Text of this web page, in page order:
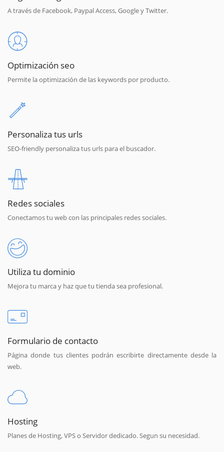
A través de Facebook, Paypal Access, Google y Twitter.
Optimización seo
Permite la optimización de las keywords por producto.
Personaliza tus urls
SEO-friendly personaliza tus urls para el buscador.
Redes sociales
Conectamos tu web con las principales redes sociales.
Utiliza tu dominio
Mejora tu marca y haz que tu tienda sea profesional.
Formulario de contacto
Página donde tus clientes podrán escribirte directamente desde la
web.
Hosting
Planes de Hosting, VPS o Servidor dedicado. Segun su necesidad.